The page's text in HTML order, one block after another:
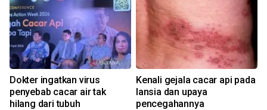
Dokter ingatkan virus
penyebab cacar air tak
hilang dari tubuh
Kenali gejala cacar api pada
lansia dan upaya
pencegahannya